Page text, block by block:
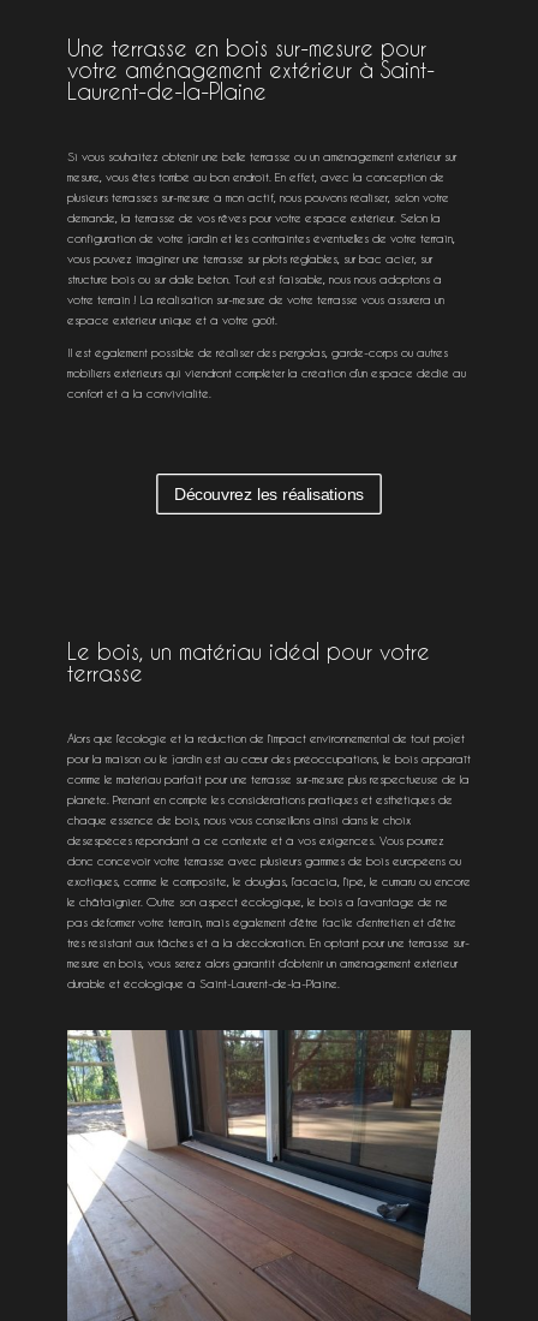
Une terrasse en bois sur-mesure pour
votre aménagement extérieur à Saint-
Laurent-de-la-Plaine
Si vous souhaitez obtenir une belle terrasse ou un aménagement extérieur sur
mesure, vous êtes tombé au bon endroit. En effet, avec la conception de
plusieurs terrasses sur-mesure à mon actif, nous pouvons réaliser, selon votre
demande, la terrasse de vos rêves pour votre espace extérieur. Selon la
configuration de votre jardin et les contraintes éventuelles de votre terrain,
vous pouvez imaginer une terrasse sur plots réglables, sur bac acier, sur
structure bois ou sur dalle béton. Tout est faisable, nous nous adoptons à
votre terrain ! La réalisation sur-mesure de votre terrasse vous assurera un
espace extérieur unique et à votre goût.
Il est également possible de réaliser des pergolas, garde-corps ou autres
mobiliers extérieurs qui viendront compléter la création d’un espace dédié au
confort et à la convivialité.
Découvrez les réalisations
Le bois, un matériau idéal pour votre
terrasse
Alors que l’écologie et la réduction de l’impact environnemental de tout projet
pour la maison ou le jardin est au cœur des préoccupations, le bois apparaît
comme le matériau parfait pour une terrasse sur-mesure plus respectueuse de la
planète. Prenant en compte les considérations pratiques et esthétiques de
chaque essence de bois, nous vous conseillons ainsi dans le choix
desespèces répondant à ce contexte et à vos exigences. Vous pourrez
donc concevoir votre terrasse avec plusieurs gammes de bois européens ou
exotiques, comme le composite, le douglas, l’acacia, l’ipé, le cumaru ou encore
le châtaignier. Outre son aspect écologique, le bois a l’avantage de ne
pas déformer votre terrain, mais également d’être facile d’entretien et d’être
très résistant aux tâches et à la décoloration. En optant pour une terrasse sur-
mesure en bois, vous serez alors garantit d’obtenir un aménagement extérieur
durable et écologique à Saint-Laurent-de-la-Plaine.